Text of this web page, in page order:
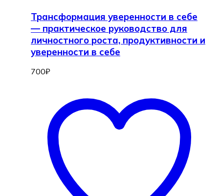
Трансформация уверенности в себе
— практическое руководство для
личностного роста, продуктивности и
уверенности в себе
700₽